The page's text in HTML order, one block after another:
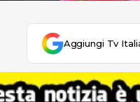
Aggiungi Tv